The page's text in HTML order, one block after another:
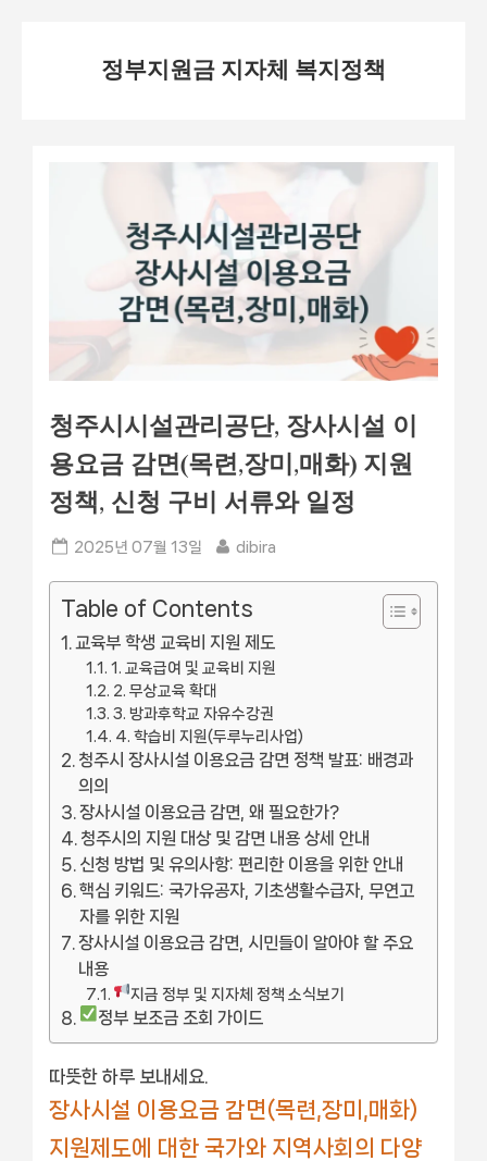
정부지원금 지자체 복지정책
청주시시설관리공단, 장사시설 이
용요금 감면(목련,장미,매화) 지원
정책, 신청 구비 서류와 일정
Posted
2025년 07월 13일 By
dibira
Table of Contents
교육부 학생 교육비 지원 제도
1. 교육급여 및 교육비 지원
2. 무상교육 확대
3. 방과후학교 자유수강권
4. 학습비 지원(두루누리사업)
청주시 장사시설 이용요금 감면 정책 발표: 배경과
의의
장사시설 이용요금 감면, 왜 필요한가?
청주시의 지원 대상 및 감면 내용 상세 안내
신청 방법 및 유의사항: 편리한 이용을 위한 안내
핵심 키워드: 국가유공자, 기초생활수급자, 무연고
자를 위한 지원
장사시설 이용요금 감면, 시민들이 알아야 할 주요
내용
지금 정부 및 지자체 정책 소식보기
정부 보조금 조회 가이드
따뜻한 하루 보내세요.
장사시설 이용요금 감면(목련,장미,매화)
지원제도에 대한 국가와 지역사회의 다양